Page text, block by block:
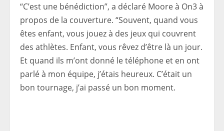
“C’est une bénédiction”, a déclaré Moore à On3 à
propos de la couverture. “Souvent, quand vous
êtes enfant, vous jouez à des jeux qui couvrent
des athlètes. Enfant, vous rêvez d’être là un jour.
Et quand ils m’ont donné le téléphone et en ont
parlé à mon équipe, j’étais heureux. C’était un
bon tournage, j’ai passé un bon moment.